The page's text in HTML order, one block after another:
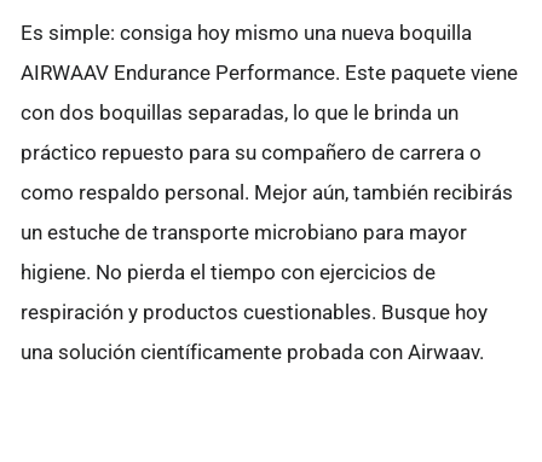
Es simple: consiga hoy mismo una nueva boquilla
AIRWAAV Endurance Performance. Este paquete viene
con dos boquillas separadas, lo que le brinda un
práctico repuesto para su compañero de carrera o
como respaldo personal. Mejor aún, también recibirás
un estuche de transporte microbiano para mayor
higiene. No pierda el tiempo con ejercicios de
respiración y productos cuestionables. Busque hoy
una solución científicamente probada con Airwaav.